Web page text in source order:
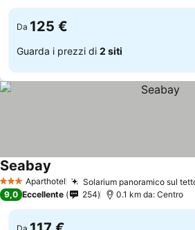
Da 125 €
Guarda i prezzi di 2 siti
3 StelleAparthotel Solarium panoramico sul
Seabay
9,0 Eccellente 254 0.1 km da: Centro
Da